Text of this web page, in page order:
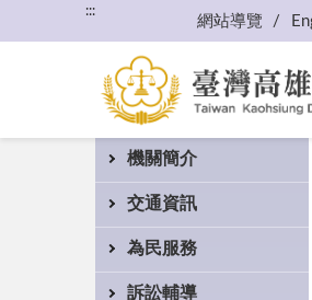
:::
網站導覽
機關簡介
交通資訊
為民服務
訴訟輔導